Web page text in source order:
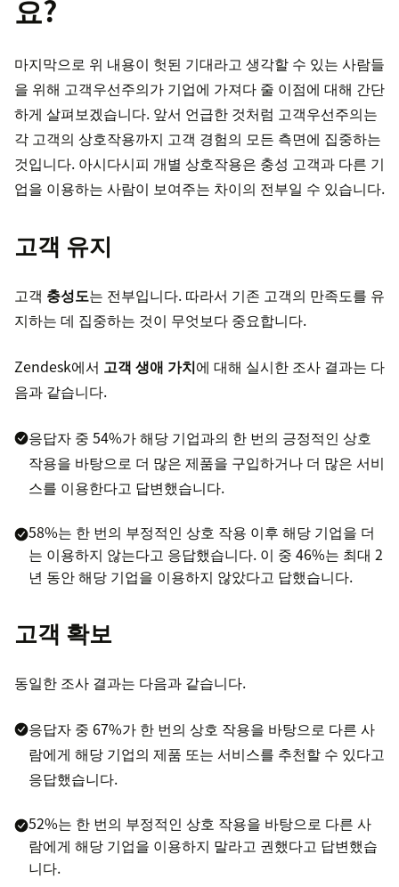
요?
마지막으로 위 내용이 헛된 기대라고 생각할 수 있는 사람들
을 위해 고객우선주의가 기업에 가져다 줄 이점에 대해 간단
하게 살펴보겠습니다. 앞서 언급한 것처럼 고객우선주의는
각 고객의 상호작용까지 고객 경험의 모든 측면에 집중하는
것입니다. 아시다시피 개별 상호작용은 충성 고객과 다른 기
업을 이용하는 사람이 보여주는 차이의 전부일 수 있습니다.
고객 유지
고객 충성도는 전부입니다. 따라서 기존 고객의 만족도를 유
지하는 데 집중하는 것이 무엇보다 중요합니다.
Zendesk에서 고객 생애 가치에 대해 실시한 조사 결과는 다
음과 같습니다.
응답자 중 54%가 해당 기업과의 한 번의 긍정적인 상호
작용을 바탕으로 더 많은 제품을 구입하거나 더 많은 서비
스를 이용한다고 답변했습니다.
58%는 한 번의 부정적인 상호 작용 이후 해당 기업을 더
는 이용하지 않는다고 응답했습니다. 이 중 46%는 최대 2
년 동안 해당 기업을 이용하지 않았다고 답했습니다.
고객 확보
동일한 조사 결과는 다음과 같습니다.
응답자 중 67%가 한 번의 상호 작용을 바탕으로 다른 사
람에게 해당 기업의 제품 또는 서비스를 추천할 수 있다고
응답했습니다.
52%는 한 번의 부정적인 상호 작용을 바탕으로 다른 사
람에게 해당 기업을 이용하지 말라고 권했다고 답변했습
니다.